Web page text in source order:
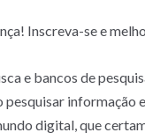
Inscreva-se e
e bancos de
digital, que